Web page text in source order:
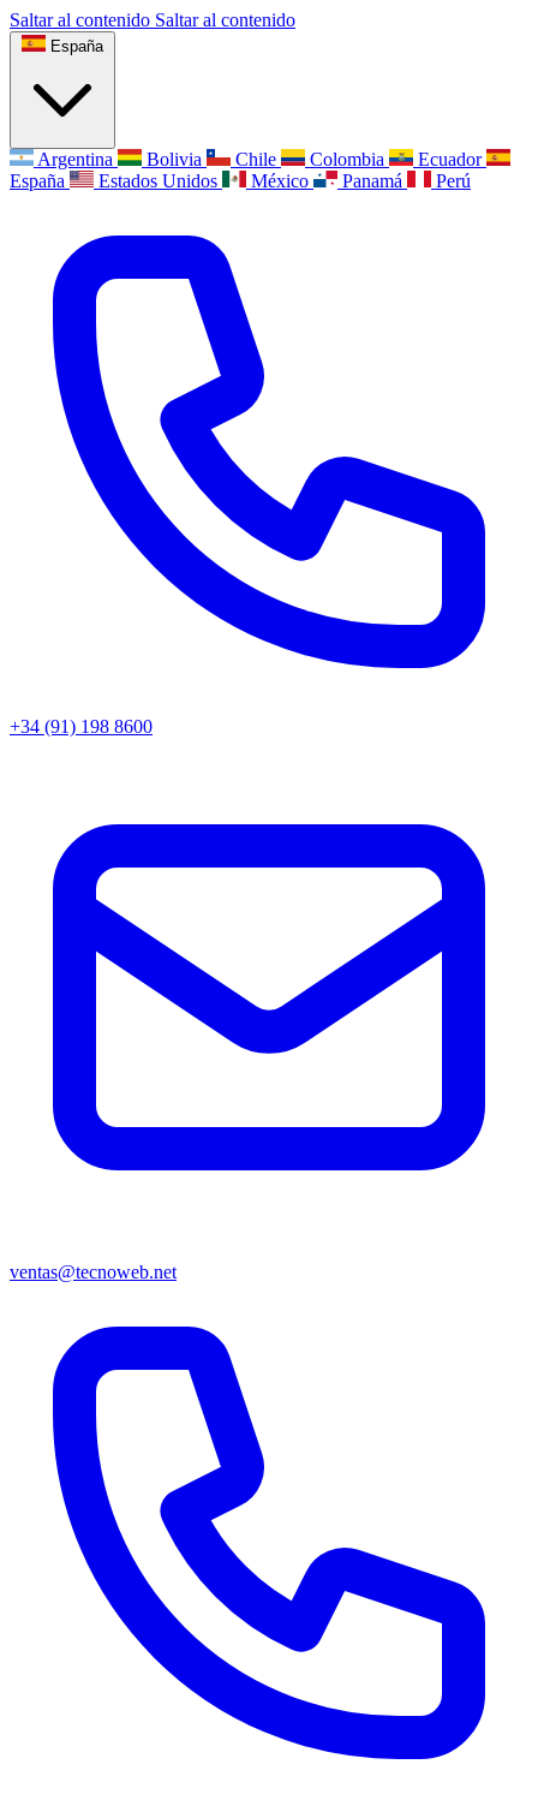
Saltar al contenido Saltar al contenido
España
Argentina Bolivia Chile Colombia
Ecuador
España
Estados Unidos México Panamá Perú
+34 (91) 198 8600
ventas@tecnoweb.net